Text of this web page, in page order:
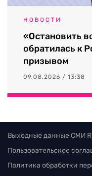
НОВОСТИ
«Остановить
обратилась к
призывом
09.08.2026 / 13:38
Выходные данные СМИ
Пользовательское
Политика обработки